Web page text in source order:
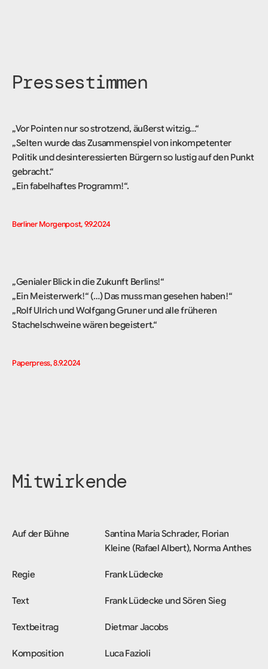
Pressestimmen
„Vor Pointen nur so strotzend, äußerst witzig…“
„Selten wurde das Zusammenspiel von inkompetenter
Politik und desinteressierten Bürgern so lustig auf den Punkt
gebracht.“
„Ein fabelhaftes Programm!“.
Berliner Morgenpost, 9.9.2024
„Genialer Blick in die Zukunft Berlins!“
„Ein Meisterwerk!“ (…) Das muss man gesehen haben!“
„Rolf Ulrich und Wolfgang Gruner und alle früheren
Stachelschweine wären begeistert.“
Paperpress, 8.9.2024
Mitwirkende
Auf der Bühne
Santina Maria Schrader, Florian
Kleine (Rafael Albert), Norma Anthes
Regie Frank Lüdecke
Text Frank Lüdecke und Sören Sieg
Textbeitrag Dietmar Jacobs
Komposition Luca Fazioli